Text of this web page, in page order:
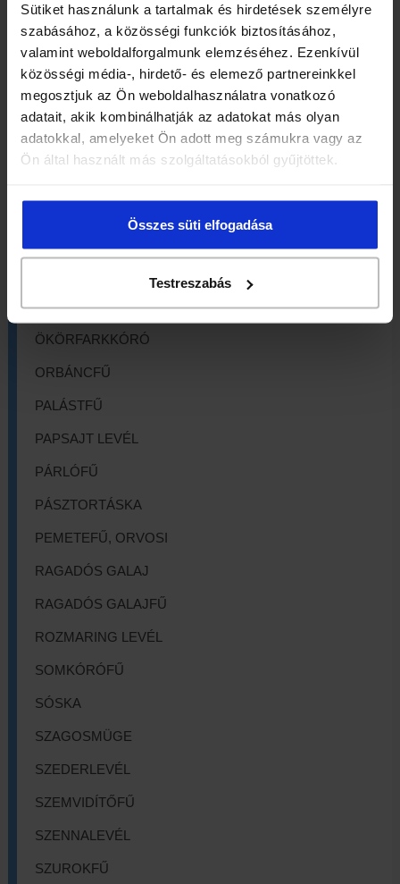
Sütiket használunk a tartalmak és hirdetések személyre
szabásához, a közösségi funkciók biztosításához,
valamint weboldalforgalmunk elemzéséhez. Ezenkívül
közösségi média-, hirdető- és elemező partnereinkkel
megosztjuk az Ön weboldalhasználatra vonatkozó
adatait, akik kombinálhatják az adatokat más olyan
adatokkal, amelyeket Ön adott meg számukra vagy az
Ön által használt más szolgáltatásokból gyűjtöttek.
Összes süti elfogadása
Testreszabás
MACSKAMENTA
MAJORÁNNA
MÁLNALEVÉL
MÁLYVALEVÉL
MÁRIATÖVIS
NYÍRFALEVÉL
ÖKÖRFARKKÓRÓ
ORBÁNCFŰ
PALÁSTFŰ
PAPSAJT LEVÉL
PÁRLÓFŰ
PÁSZTORTÁSKA
PEMETEFŰ, ORVOSI
RAGADÓS GALAJ
RAGADÓS GALAJFŰ
ROZMARING LEVÉL
SOMKÓRÓFŰ
SÓSKA
SZAGOSMÜGE
SZEDERLEVÉL
SZEMVIDÍTŐFŰ
SZENNALEVÉL
SZUROKFŰ